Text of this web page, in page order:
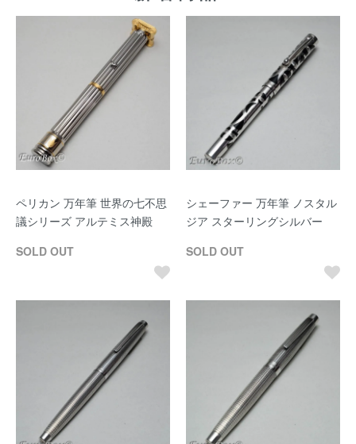
ペリカン 万年筆 世界の七不思
議シリーズ アルテミス神殿
SOLD OUT
シェーファー 万年筆 ノスタル
ジア スターリングシルバー
SOLD OUT